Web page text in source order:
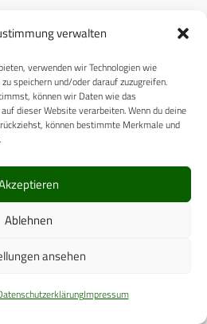
verwalten
verwenden wir Technologien wie
speichern und/oder darauf zuzugreifen.
können wir Daten wie das
dieser Website verarbeiten. Wenn du deine
können bestimmte Merkmale und
Ablehnen
ansehen
Impressum